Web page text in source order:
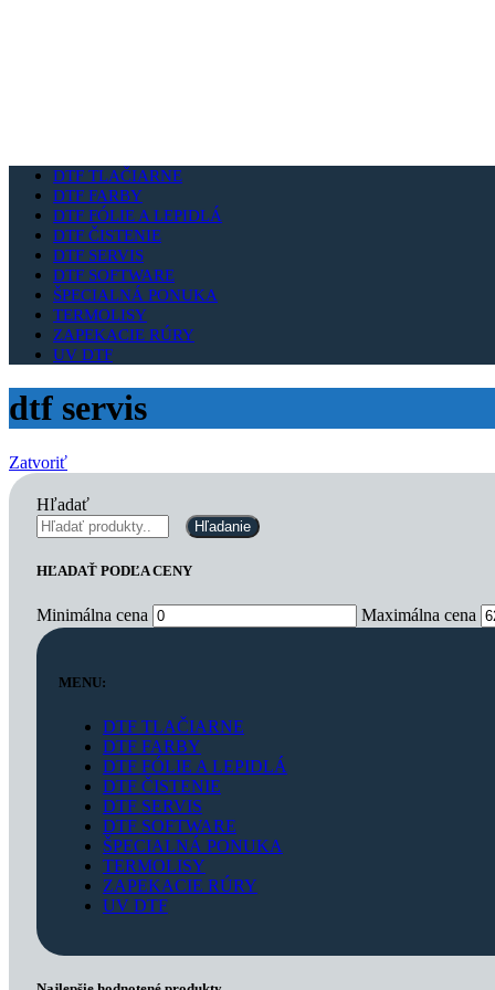
DTF TLAČIARNE
DTF FARBY
DTF FÓLIE A LEPIDLÁ
DTF ČISTENIE
DTF SERVIS
DTF SOFTWARE
ŠPECIALNÁ PONUKA
TERMOLISY
ZAPEKACIE RÚRY
UV DTF
dtf servis
Zatvoriť
Hľadať
Hľadanie
HĽADAŤ PODĽA CENY
Minimálna cena Maximálna cena
MENU:
DTF TLAČIARNE
DTF FARBY
DTF FÓLIE A LEPIDLÁ
DTF ČISTENIE
DTF SERVIS
DTF SOFTWARE
ŠPECIALNÁ PONUKA
TERMOLISY
ZAPEKACIE RÚRY
UV DTF